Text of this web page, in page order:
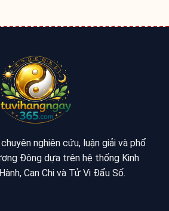
nghiên cứu, luận giải và phổ
Đông dựa trên hệ thống Kinh
Can Chi và Tử Vi Đẩu Số.